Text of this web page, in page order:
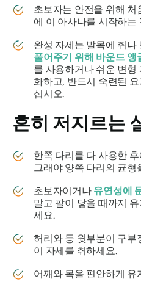
초보자는 안전을 위해 처
에 이 아사나를 시작하는
완성 자세는 발목에 쥐나
풀어주기 위해 바운드 앵
를 사용하거나 쉬운 변
화하고, 반드시 숙련된
십시오.
흔히 저지르는
한쪽 다리를 다 사용한
그래야 양쪽 다리의 균형
초보자이거나 유연성에
말고 팔이 닿을 때까지
세요.
허리와 등 윗부분이 구부
이 자세를 취하세요.
어깨와 목을 편안하게 유